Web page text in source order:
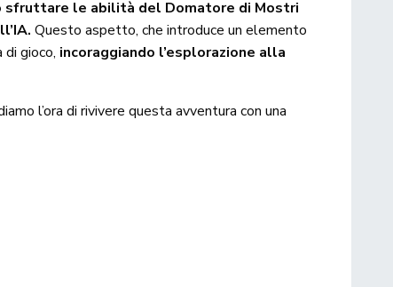
sfruttare le abilità del Domatore di Mostri
Questo aspetto, che introduce un elemento
di gioco, incoraggiando l’esplorazione alla
l’ora di rivivere questa avventura con una